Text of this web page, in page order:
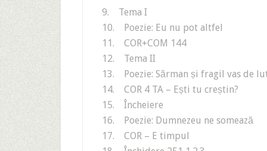
9. Tema I
10. Poezie: Eu nu pot altfel
11. COR+COM 144
12. Tema II
13. Poezie: Sărman și fragil vas de
14. COR 4 TA – Ești tu creștin?
15. Încheiere
16. Poezie: Dumnezeu ne somează
17. COR – E timpul